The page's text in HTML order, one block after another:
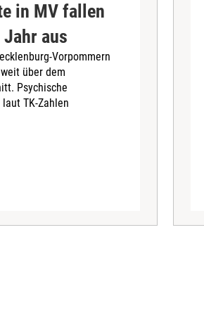
in MV fallen
Jahr aus
Vorpommern
über dem
Psychische
TK-Zahlen